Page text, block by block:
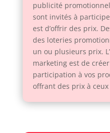
publicité
sont invités à
est d’offrir des prix.
des loteries
un ou plusieurs prix.
marketing est de
participation à vos
offrant des prix à